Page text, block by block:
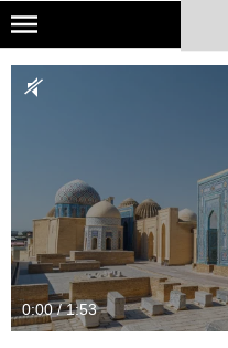
Skip
main
NATIONAL GEOGRAPHIC
Sklep
Newsletter
Cuda Polski
0:00 / 1:53